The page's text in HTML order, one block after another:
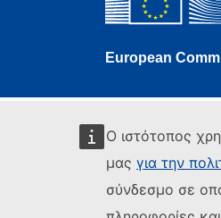
Ο ιστότοπος
μας για την
σύνδεσμο σε
European